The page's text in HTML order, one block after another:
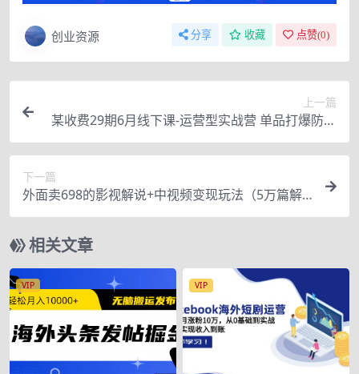
创业资源 分享 收藏 点赞(0)
上一篇
某收费29期6月线下课-运营型实战营 单品打爆防退
术 直播间快速上100人等
下一篇
外面卖698的影视解说+中视频变现玩法（5万篇解
说稿+解说流程+详细教程）
相关文章
VIP VIP